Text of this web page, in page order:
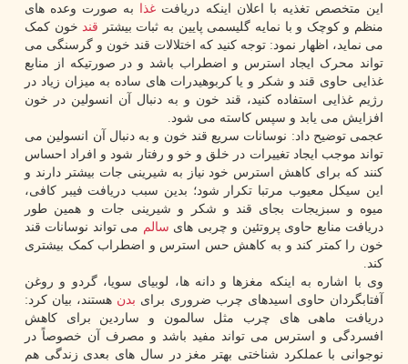
این متخصص تغذیه با اعلان اینکه دریافت غذا به صورت وعده های
منظم و کوچک و با نمایه گلیسمی پایین به ثبات بیشتر قند خون کمک
می نماید، اظهار نمود: توجه کنید که اختلالات قند خون و گرسنگی می
تواند محرک ایجاد استرس و اضطراب باشد و در صورتیکه از منابع
غذایی حاوی قند و شکر و یا کربوهیدرات های ساده به میزان زیاد در
رژیم غذایی استفاده کنید، قند خون و به دنبال آن انسولین در خون
افزایش می یابد و سپس کاسته می شود.
عجمی توضیح داد: نوسانات سریع قند خون و به دنبال آن انسولین می
تواند موجب ایجاد تغییرات در خلق و خو و رفتار شود و افراد احساس
کنند که برای کاهش استرس خود نیاز به شیرینی جات بیشتر دارند و
این سیکل معیوب مرتبا تکرار شود؛ بدین سبب دریافت فیبر کافی،
میوه و سبزیجات بجای قند و شکر و شیرینی جات و همین طور
دریافت منابع حاوی پروتئین و چربی های سالم می تواند نوسانات قند
خون را کمتر کند و به کاهش حس استرس و اضطراب کمک بیشتری
کند.
وی با اشاره به اینکه مغزها و دانه ها، لوبیای سویا، گردو و روغن
آفتابگردان حاوی اسیدهای چرب ضروری برای بدن هستند، بیان کرد:
دریافت ماهی های چرب مثل سالمون و ساردین برای کاهش
افسردگی و استرس می تواند مفید باشد و مصرف آن خصوصاً در
نوجوانی با عملکرد شناختی بهتر مغز در سال های بعدی زندگی هم